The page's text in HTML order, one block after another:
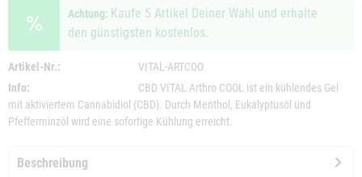
Achtung: Kaufe 5 Artikel Deiner Wahl und erhalte
den günstigsten kostenlos.
Artikel-Nr.:
VITAL-ARTCOO
Info:
CBD VITAL Arthro COOL ist ein kühlendes Gel
mit aktiviertem Cannabidiol (CBD). Durch Menthol, Eukalyptusöl und
Pfefferminzöl wird eine sofortige Kühlung erreicht.
Beschreibung